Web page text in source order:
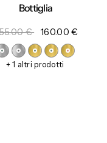
Bottiglia
€ 160.00 €
+ 1 altri prodotti